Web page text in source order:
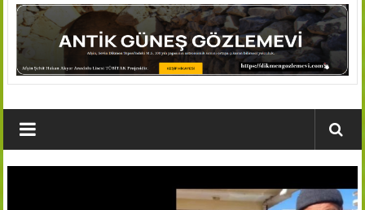
AFŞİN
YEDİSEVİN
HABER
Köyleri